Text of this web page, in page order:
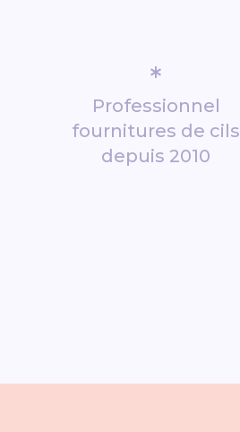
*
Professionnel
fournitures de cils
depuis 2010